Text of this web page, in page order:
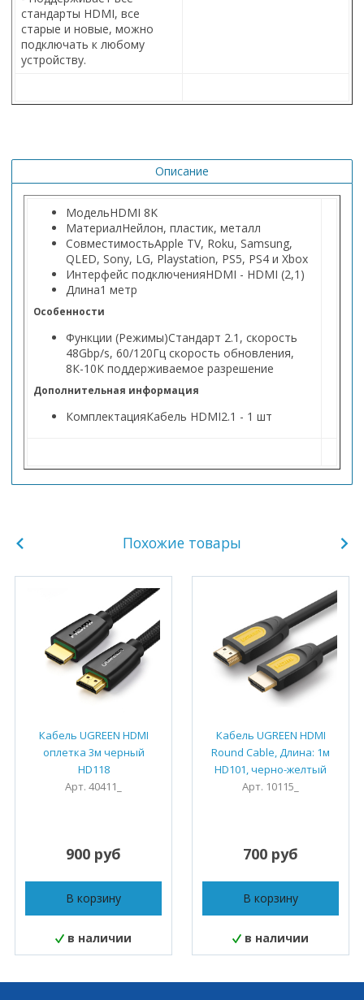
стандарты HDMI, все
старые и новые, можно
подключать к любому
устройству.
Описание
МодельHDMI 8K
МатериалНейлон, пластик, металл
СовместимостьApple TV, Roku, Samsung,
QLED, Sony, LG, Playstation, PS5, PS4 и Xbox
Интерфейс подключенияHDMI - HDMI (2,1)
Длина1 метр
Особенности
Функции (Режимы)Стандарт 2.1, скорость
48Gbp/s, 60/120Гц скорость обновления,
8К-10К поддерживаемое разрешение
Дополнительная информация
КомплектацияКабель HDMI2.1 - 1 шт
Похожие товары
Кабель UGREEN HDMI
оплетка 3м черный
HD118
Арт. 40411_
900 руб
В корзину
в наличии
Кабель UGREEN HDMI
Round Cable, Длина: 1м
HD101, черно-желтый
Арт. 10115_
700 руб
В корзину
в наличии